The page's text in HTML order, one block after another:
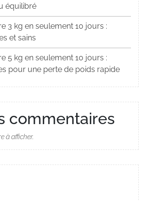
équilibré
3 kg en seulement 10 jours :
et sains
5 kg en seulement 10 jours :
pour une perte de poids rapide
commentaires
à afficher.